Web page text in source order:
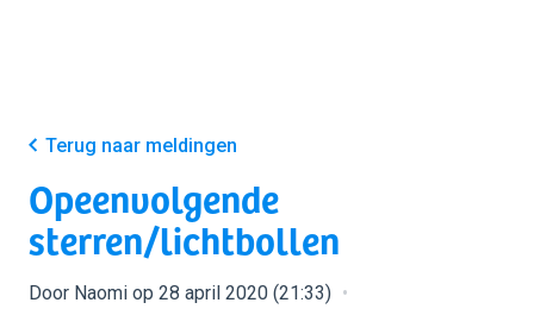
Terug naar meldingen
Opeenvolgende
sterren/lichtbollen
Door Naomi op 28 april 2020 (21:33)